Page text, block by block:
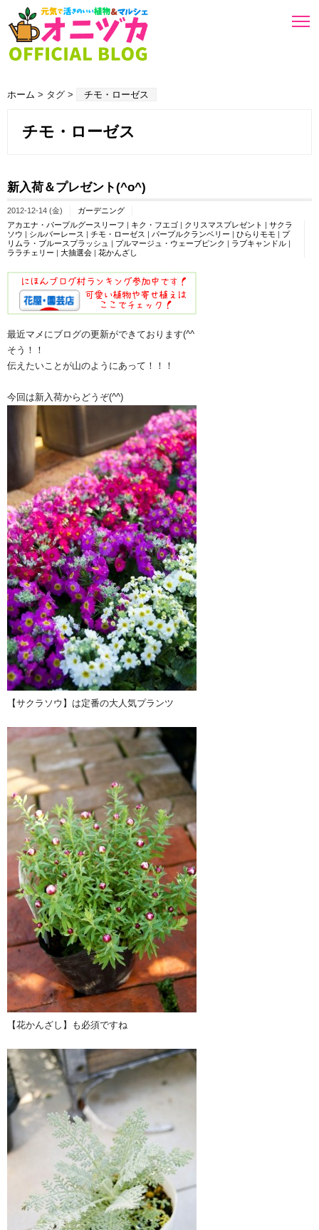
ホーム > タグ > チモ・ローゼス
チモ・ローゼス
新入荷＆プレゼント(^o^)
2012-12-14 (金)
ガーデニング
アカエナ・パープルグースリーフ | キク・フエゴ | クリスマスプレゼント | サクラ
ソウ | シルバーレース | チモ・ローゼス | パープルクランベリー | ひらりモモ | プ
リムラ・ブルースプラッシュ | プルマージュ・ウェーブピンク | ラブキャンドル |
ララチェリー | 大抽選会 | 花かんざし
最近マメにブログの更新ができております(^^ゞ
そう！！
伝えたいことが山のようにあって！！！
今回は新入荷からどうぞ(^^)
【サクラソウ】は定番の大人気プランツ
【花かんざし】も必須ですね